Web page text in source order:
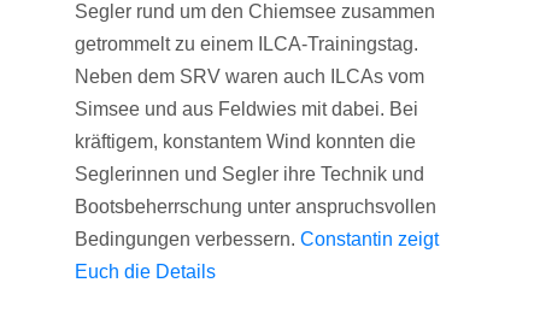
Segler rund um den Chiemsee zusammen
getrommelt zu einem ILCA-Trainingstag.
Neben dem SRV waren auch ILCAs vom
Simsee und aus Feldwies mit dabei. Bei
kräftigem, konstantem Wind konnten die
Seglerinnen und Segler ihre Technik und
Bootsbeherrschung unter anspruchsvollen
Bedingungen verbessern. Constantin zeigt
Euch die Details